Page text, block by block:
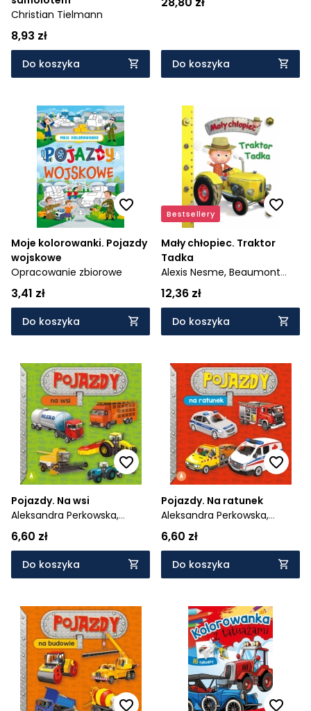
Christian Tielmann
8,93 zł
Do koszyka Do koszyka
Moje kolorowanki. Pojazdy
wojskowe
Opracowanie zbiorowe
3,41 zł
Do koszyka
Bestsellery
Mały chłopiec. Traktor
Tadka
Alexis Nesme, Beaumont
Emilie,
Belineau Nathalie
12,36 zł
Do koszyka
Pojazdy. Na wsi
Aleksandra Perkowska,
Marek Szal
6,60 zł
Do koszyka
Pojazdy. Na ratunek
Aleksandra Perkowska,
Marek Szal
6,60 zł
Do koszyka